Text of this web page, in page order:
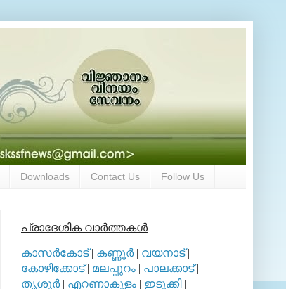
Downloads Contact Us Follow Us
പ്രാദേശിക വാര്‍ത്തകള്‍
കാസര്‍കോട്| കണ്ണൂര്‍| വയനാട്|
കോഴിക്കോട്| മലപ്പുറം | പാലക്കാട്|
തൃശൂര്‍| എറണാകുളം | ഇടുക്കി|